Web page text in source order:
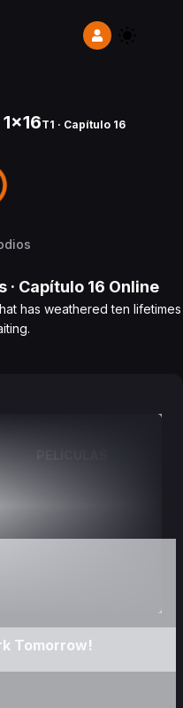
T1 · Capítulo 16
· Capítulo 16 Online
has weathered ten lifetimes
PELÍCULAS
Tomorrow!